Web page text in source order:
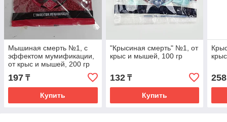
Мышиная смерть №1, с
эффектом мумификации,
от крыс и мышей, 200 гр
197 ₸
Купить
"Крысиная смерть" №1, от
крыс и мышей, 100 гр
132₸
Купить